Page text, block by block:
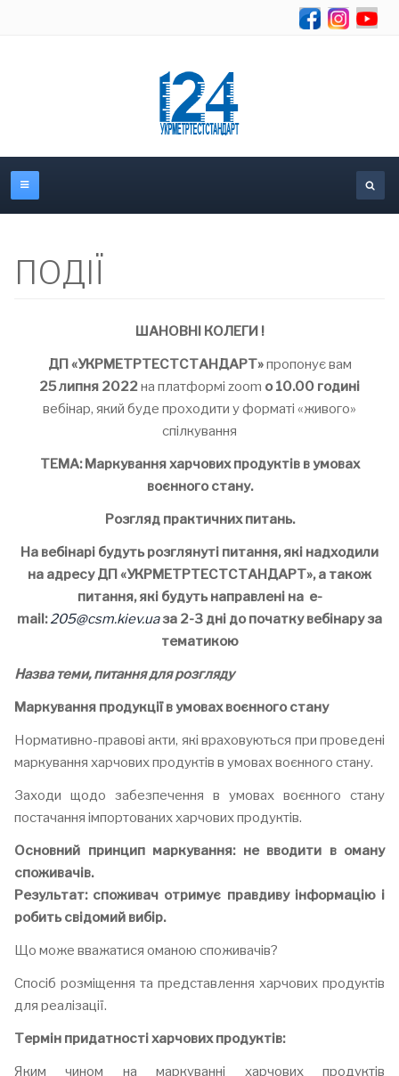
ПОДІЇ
ШАНОВНІ КОЛЕГИ !
ДП «УКРМЕТРТЕСТСТАНДАРТ»пропонує вам
25 липня 2022на платформі zoom о 10.00 годині
вебінар, який буде проходити у форматі «живого»
спілкування
ТЕМА:Маркування харчових продуктів в умовах
воєнного стану.
Розгляд практичних питань.
На вебінарі будуть розглянуті питання, які надходили
на адресу ДП «УКРМЕТРТЕСТСТАНДАРТ», а також
питання, які будуть направлені на e-
mail:205@csm.kiev.uaза 2-3 дні до початку вебінару за
тематикою
Назва теми, питання для розгляду
Маркування продукції в умовах воєнного стану
Нормативно-правові акти, які враховуються при проведені
маркування харчових продуктів в умовах воєнного стану.
Заходи щодо забезпечення в умовах воєнного стану
постачання імпортованих харчових продуктів.
Основний принцип маркування: не вводити в оману
споживачів.
Результат: споживач отримує правдиву інформацію і
робить свідомий вибір.
Що може вважатися оманою споживачів?
Спосіб розміщення та представлення харчових продуктів
для реалізації.
Термін придатності харчових продуктів:
Яким чином на маркуванні харчових продуктів